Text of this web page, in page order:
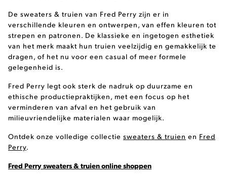
De sweaters & truien van Fred Perry zijn er in
verschillende kleuren en ontwerpen, van effen kleuren tot
strepen en patronen. De klassieke en ingetogen esthetiek
van het merk maakt hun truien veelzijdig en gemakkelijk te
dragen, of het nu voor een casual of meer formele
gelegenheid is.
Fred Perry legt ook sterk de nadruk op duurzame en
ethische productiepraktijken, met een focus op het
verminderen van afval en het gebruik van
milieuvriendelijke materialen waar mogelijk.
Ontdek onze volledige collectie sweaters & truien en Fred
Perry.
Fred Perry sweaters & truien online shoppen